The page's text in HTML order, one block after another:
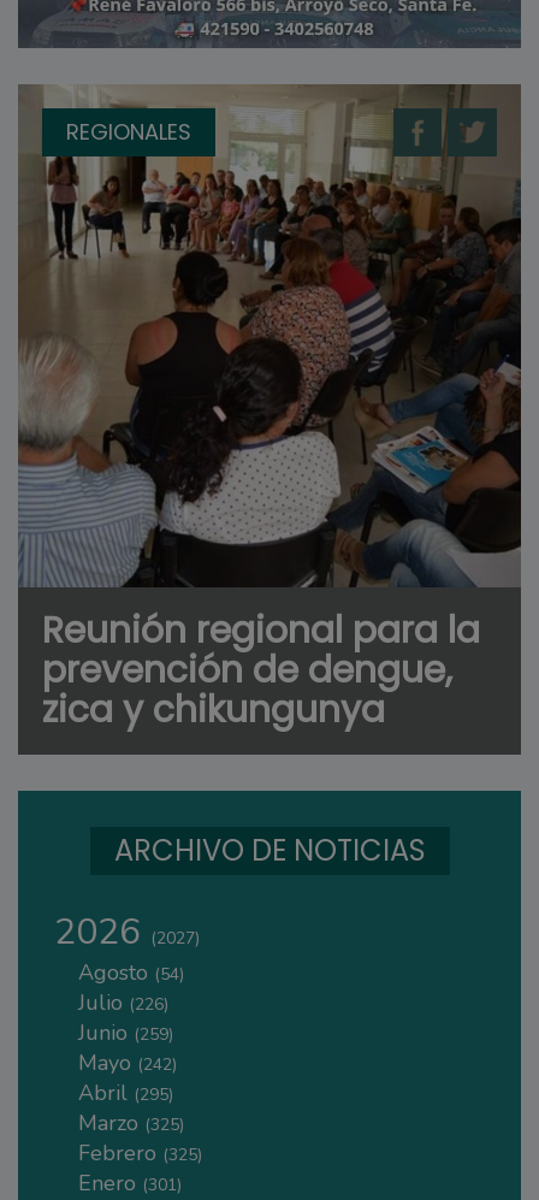
REGIONALES
Reunión regional para la
prevención de dengue,
zica y chikungunya
ARCHIVO DE NOTICIAS
2026 (2027)
Agosto (54)
Julio (226)
Junio (259)
Mayo (242)
Abril (295)
Marzo (325)
Febrero (325)
Enero (301)